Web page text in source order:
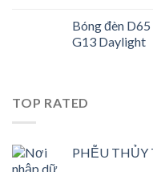
Bóng đèn
G13 Daylight
TOP RATED
PHỄU THỦY